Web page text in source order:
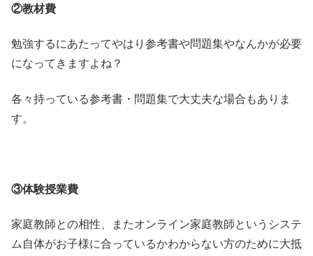
②教材費
勉強するにあたってやはり参考書や問題集やなんかが必要
になってきますよね？
各々持っている参考書・問題集で大丈夫な場合もありま
す。
③体験授業費
家庭教師との相性、またオンライン家庭教師というシステ
ム自体がお子様に合っているかわからない方のために大抵